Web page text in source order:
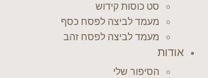
סט כוסות קידוש
מעמד לביצה לפסח כסף
מעמד לביצה לפסח זהב
אודות
הסיפור שלי